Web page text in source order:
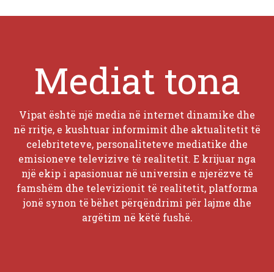
Mediat tona
Vipat është një media në internet dinamike dhe
në rritje, e kushtuar informimit dhe aktualitetit të
celebriteteve, personaliteteve mediatike dhe
emisioneve televizive të realitetit. E krijuar nga
një ekip i apasionuar në universin e njerëzve të
famshëm dhe televizionit të realitetit, platforma
jonë synon të bëhet përqëndrimi për lajme dhe
argëtim në këtë fushë.